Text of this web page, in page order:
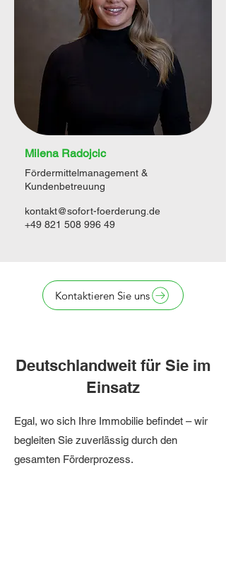
Milena Radojcic
Fördermittelmanagement &
Kundenbetreuung
kontakt@sofort-foerderung.de
+49 821 508 996 49
Kontaktieren Sie uns
Deutschlandweit für Sie im
Einsatz
Egal, wo sich Ihre Immobilie befindet – wir
begleiten Sie zuverlässig durch den
gesamten Förderprozess.